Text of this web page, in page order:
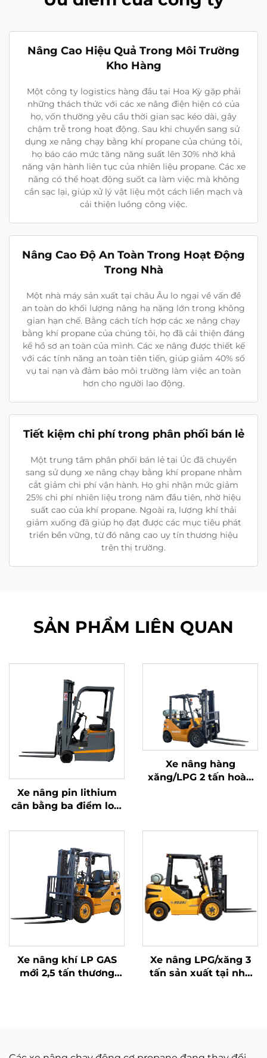
Nâng Cao Hiệu Quả Trong Môi Trường
Kho Hàng
Một công ty logistics hàng đầu tại Hoa Kỳ gặp phải
những thách thức với các xe nâng điện hiện có của
họ, vốn thường yêu cầu thời gian sạc kéo dài, gây
chậm trễ trong hoạt động. Sau khi chuyển sang sử
dụng xe nâng chạy bằng khí propane của chúng tôi,
họ báo cáo mức tăng năng suất lên 30% nhờ khả
năng vận hành liên tục của nhiên liệu propane. Các xe
nâng có thể hoạt động suốt ca làm việc mà không
cần sạc lại, giúp xử lý vật liệu một cách liền mạch và
cải thiện luồng công việc.
Nâng Cao Độ An Toàn Trong Hoạt Động
Trong Nhà
Một nhà máy sản xuất tại châu Âu lo ngại về vấn đề
an toàn do khối lượng nâng hạ nặng lớn trong không
gian hạn chế. Bằng cách tích hợp các xe nâng chạy
bằng khí propane của chúng tôi, họ đã cải thiện đáng
kể hồ sơ an toàn của mình. Các xe nâng được thiết kế
với các tính năng an toàn tiên tiến, giúp giảm 40% số
vụ tai nạn và đảm bảo môi trường làm việc an toàn
hơn cho người lao động.
Tiết kiệm chi phí trong phân phối bán lẻ
Một trung tâm phân phối bán lẻ tại Úc đã chuyển
sang sử dụng xe nâng chạy bằng khí propane nhằm
cắt giảm chi phí vận hành. Họ ghi nhận mức giảm
25% chi phí nhiên liệu trong năm đầu tiên, nhờ hiệu
suất cao của khí propane. Ngoài ra, lượng khí thải
giảm xuống đã giúp họ đạt được các mục tiêu phát
triển bền vững, từ đó nâng cao uy tín thương hiệu
trên thị trường.
SẢN PHẨM LIÊN QUAN
Xe nâng pin lithium
cân bằng ba điểm loại
Trung Quốc, giá cả
hợp lý
Xe nâng hàng
xăng/LPG 2 tấn hoàn
Xe nâng khí LP GAS
mới 2,5 tấn thương
Xe nâng LPG/xăng 3
tấn sản xuất tại nhà